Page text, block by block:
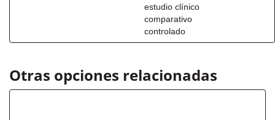
estudio clínico
comparativo
controlado
Otras opciones relacionadas